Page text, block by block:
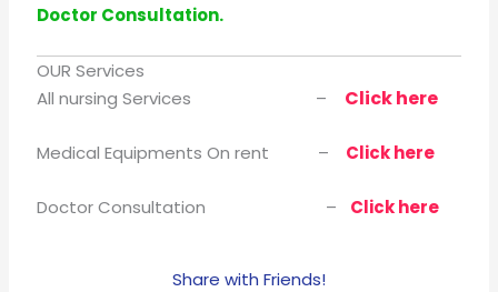
Doctor Consultation.
OUR Services
All nursing Services –
Click here
Medical Equipments On rent – Click here
Doctor Consultation – Click here
Share with Friends!